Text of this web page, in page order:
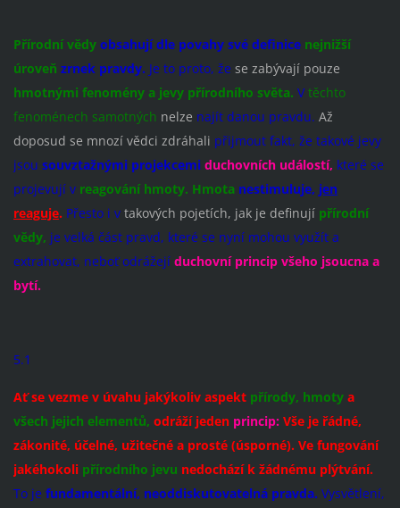
Přírodní vědyobsahují dle povahy své definice nejnižší
úroveň zrnek pravdy. Je to proto, že se zabývají pouze
hmotnými fenomény a jevy přírodního světa. Vtěchto
fenoménech samotných nelze najít danou pravdu. Až
doposud se mnozí vědci zdráhali přijmout fakt, že takové jevy
jsou souvztažnými projekcemi duchovních událostí, které se
projevují v reagování hmoty. Hmotanestimuluje, jen
reaguje. Přesto i v takových pojetích, jak je definují přírodní
vědy, je velká část pravd, které se nyní mohou využít a
extrahovat, neboť odrážejí duchovní princip všeho jsoucna a
bytí.
5.1
Ať se vezme v úvahu jakýkoliv aspekt přírody, hmoty a
všech jejich elementů, odráží jedenprincip: Vše je řádné,
zákonité, účelné, užitečné a prosté (úsporné). Ve fungování
jakéhokoli přírodního jevu nedochází k žádnému plýtvání.
To je fundamentální, neoddiskutovatelná pravda. Vysvětlení,